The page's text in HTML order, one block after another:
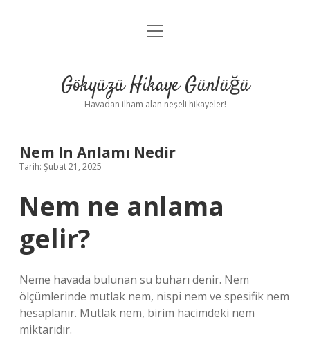
Anasayfa
Yasal Uyarı
menüyü
Gökyüzü Hikaye Günlüğü
Havadan ilham alan neşeli hikayeler!
Nem In Anlamı Nedir
Tarih: Şubat 21, 2025
Nem ne anlama
gelir?
Neme havada bulunan su buharı denir. Nem
ölçümlerinde mutlak nem, nispi nem ve spesifik nem
hesaplanır. Mutlak nem, birim hacimdeki nem
miktarıdır.